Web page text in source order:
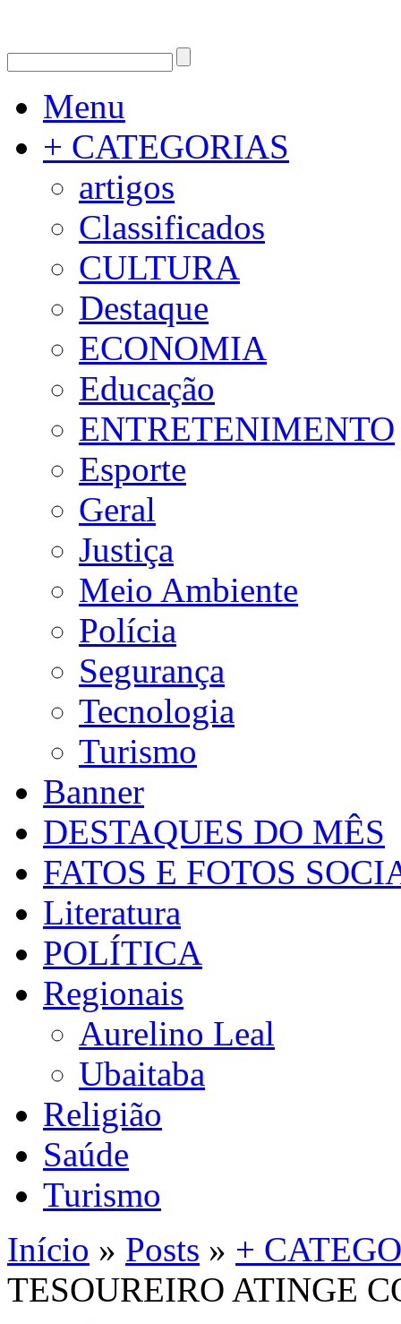
Menu
+ CATEGORIAS
artigos
Classificados
CULTURA
Destaque
ECONOMIA
Educação
ENTRETENIMENTO
Esporte
Geral
Justiça
Meio Ambiente
Polícia
Segurança
Tecnologia
Turismo
Banner
DESTAQUES DO MÊS
FATOS E FOTOS
Literatura
POLÍTICA
Regionais
Aurelino Leal
Ubaitaba
Religião
Saúde
Turismo
Início » Posts » +
TESOUREIRO ATINGE